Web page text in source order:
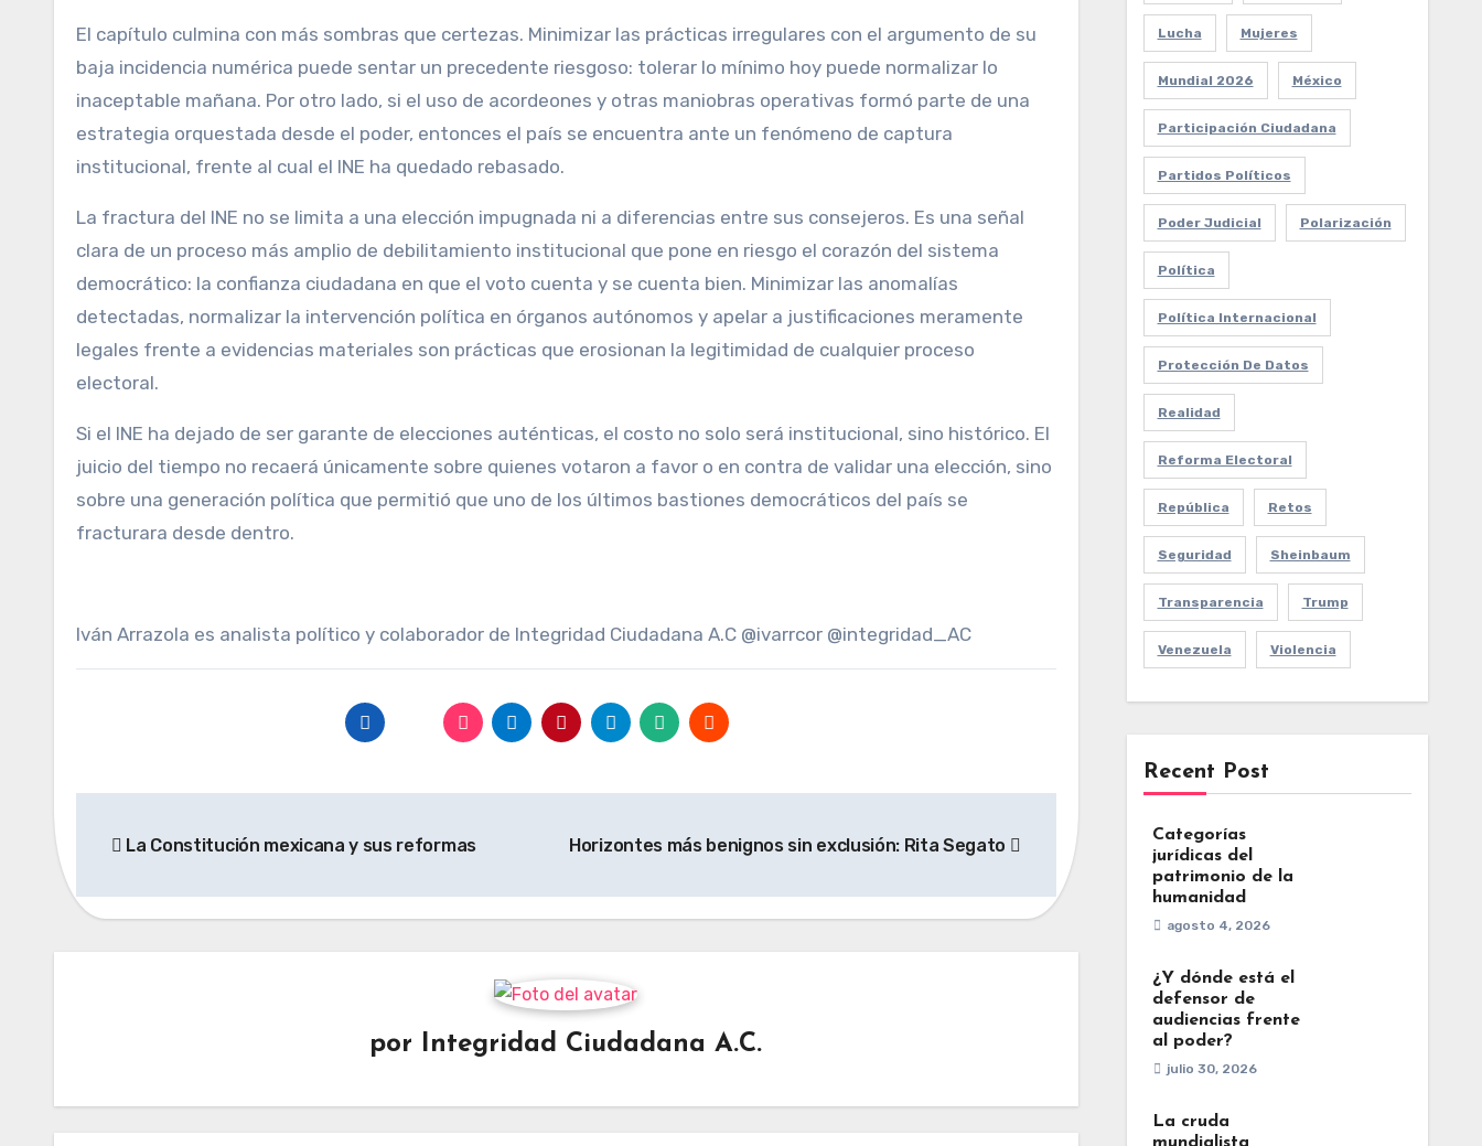
El capítulo culmina con más sombras que certezas. Minimizar las prácticas irregulares con el argumento de su
baja incidencia numérica puede sentar un precedente riesgoso: tolerar lo mínimo hoy puede normalizar lo
inaceptable mañana. Por otro lado, si el uso de acordeones y otras maniobras operativas formó parte de una
estrategia orquestada desde el poder, entonces el país se encuentra ante un fenómeno de captura
institucional, frente al cual el INE ha quedado rebasado.
La fractura del INE no se limita a una elección impugnada ni a diferencias entre sus consejeros. Es una señal
clara de un proceso más amplio de debilitamiento institucional que pone en riesgo el corazón del sistema
democrático: la confianza ciudadana en que el voto cuenta y se cuenta bien. Minimizar las anomalías
detectadas, normalizar la intervención política en órganos autónomos y apelar a justificaciones meramente
legales frente a evidencias materiales son prácticas que erosionan la legitimidad de cualquier proceso
electoral.
Si el INE ha dejado de ser garante de elecciones auténticas, el costo no solo será institucional, sino histórico. El
juicio del tiempo no recaerá únicamente sobre quienes votaron a favor o en contra de validar una elección, sino
sobre una generación política que permitió que uno de los últimos bastiones democráticos del país se
fracturara desde dentro.
Iván Arrazola es analista político y colaborador de Integridad Ciudadana A.C @ivarrcor @integridad_AC
de
entradas
La Constitución mexicana y sus reformas Horizontes más benignos sin exclusión: Rita Segato
por Integridad Ciudadana A.C.
Lucha Mujeres
Mundial 2026 México
Participación Ciudadana
Partidos Políticos
Poder Judicial Polarización
Política
Política Internacional
Protección De Datos
Realidad
Reforma Electoral
República Retos
Seguridad Sheinbaum
Transparencia Trump
Venezuela Violencia
Recent Post
Categorías
jurídicas del
patrimonio de la
humanidad
agosto 4, 2026
¿Y dónde está el
defensor de
audiencias frente
al poder?
julio 30, 2026
La cruda